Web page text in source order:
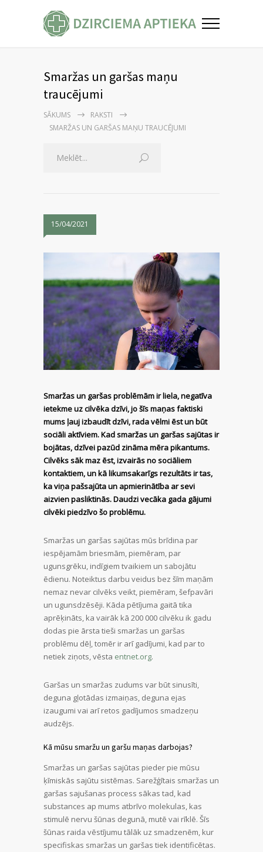
Smaržas un garšas maņu
traucējumi
SĀKUMS
RAKSTI
SMARŽAS UN GARŠAS MAŅU TRAUCĒJUMI
15/04/2021
Smaržas un garšas problēmām ir liela, negatīva
ietekme uz cilvēka dzīvi, jo šīs maņas faktiski
mums ļauj izbaudīt dzīvi, rada vēlmi ēst un būt
sociāli aktīviem. Kad smaržas un garšas sajūtas ir
bojātas, dzīvei pazūd zināma mēra pikantums.
Cilvēks sāk maz ēst, izvairās no sociāliem
kontaktiem, un kā likumsakarīgs rezultāts ir tas,
ka viņa pašsajūta un apmierinātība ar sevi
aizvien pasliktinās. Daudzi vecāka gada gājumi
cilvēki piedzīvo šo problēmu.
Smaržas un garšas sajūtas mūs brīdina par
iespējamām briesmām, piemēram, par
ugunsgrēku, indīgiem tvaikiem un sabojātu
ēdienu. Noteiktus darbu veidus bez šīm maņām
nemaz nevar cilvēks veikt, piemēram, šefpavāri
un ugunsdzēsēji. Kāda pētījuma gaitā tika
aprēķināts, ka vairāk kā 200 000 cilvēku ik gadu
dodas pie ārsta tieši smaržas un garšas
problēmu dēļ, tomēr ir arī gadījumi, kad par to
netiek ziņots, vēsta entnet.org.
Garšas un smaržas zudums var būt sinusīti,
deguna gļotādas izmaiņas, deguna ejas
izaugumi vai arī retos gadījumos smadzeņu
audzējs.
Kā mūsu smaržu un garšu maņas darbojas?
Smaržas un garšas sajūtas pieder pie mūsu
ķīmiskās sajūtu sistēmas. Sarežģītais smaržas un
garšas sajušanas process sākas tad, kad
substances ap mums atbrīvo molekulas, kas
stimulē nervu šūnas degunā, mutē vai rīklē. Šīs
šūnas raida vēstījumu tālāk uz smadzenēm, kur
specifiskas smaržas un garšas tiek identificētas.